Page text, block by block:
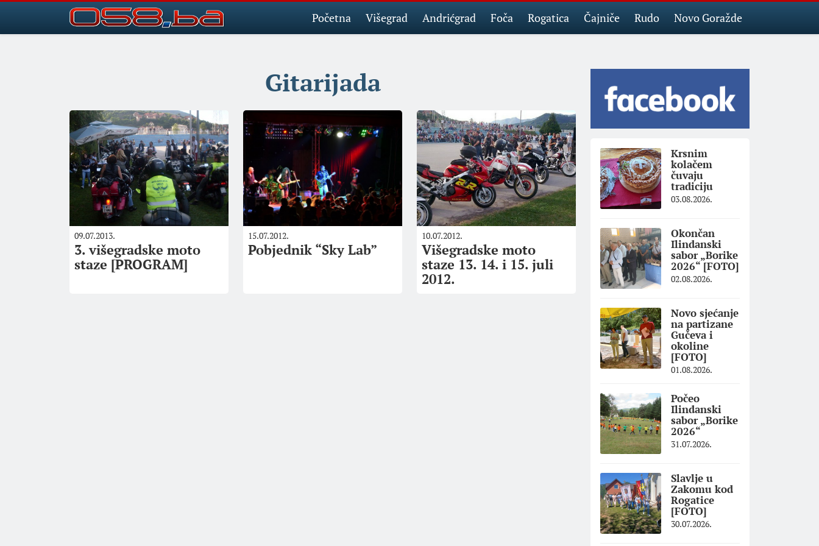
Početna Višegrad Andrićgrad Foča Rogatica Čajniče Rudo Novo Goražde
Gitarijada
09.07.2013.
3. višegradske moto
staze [PROGRAM]
15.07.2012.
Pobjednik “Sky Lab”
10.07.2012.
Višegradske moto
staze 13. 14. i 15. juli
2012.
Krsnim
kolačem
čuvaju
tradiciju
03.08.2026.
Okončan
Ilindanski
sabor „Borike
2026“ [FOTO]
02.08.2026.
Novo sjećanje
na partizane
Gučeva i
okoline
[FOTO]
01.08.2026.
Počeo
Ilindanski
sabor „Borike
2026“
31.07.2026.
Slavlje u
Zakomu kod
Rogatice
[FOTO]
30.07.2026.